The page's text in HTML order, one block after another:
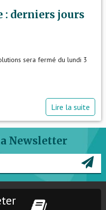
: derniers jours
sera fermé du lundi 3
Lire la suite
Newsletter